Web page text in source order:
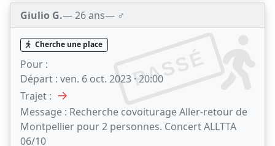
Giulio G.— 26 ans— ♂️
PASSÉ
Cherche une place
Pour :
Départ : ven. 6 oct. 2023 · 20:00
Trajet : →
Message : Recherche covoiturage Aller-retour de
Montpellier pour 2 personnes. Concert ALLTTA
06/10